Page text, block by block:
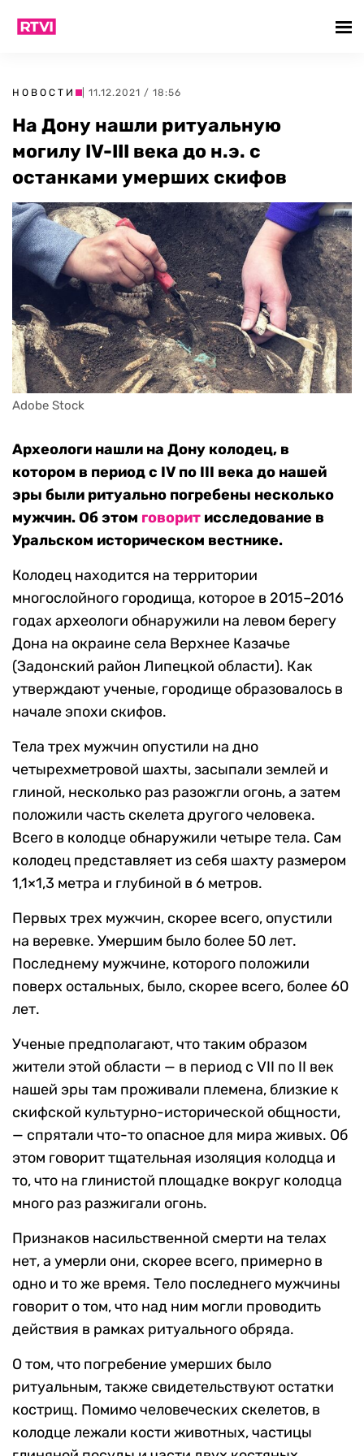
НОВОСТИ | 11.12.2021 / 18:56
На Дону нашли ритуальную
могилу IV-III века до н.э. с
останками умерших скифов
Adobe Stock
Археологи нашли на Дону колодец, в
котором в период с IV по III века до нашей
эры были ритуально погребены несколько
мужчин. Об этом говорит исследование в
Уральском историческом вестнике.
Колодец находится на территории
многослойного городища, которое в 2015–2016
годах археологи обнаружили на левом берегу
Дона на окраине села Верхнее Казачье
(Задонский район Липецкой области). Как
утверждают ученые, городище образовалось в
начале эпохи скифов.
Тела трех мужчин опустили на дно
четырехметровой шахты, засыпали землей и
глиной, несколько раз разожгли огонь, а затем
положили часть скелета другого человека.
Всего в колодце обнаружили четыре тела. Сам
колодец представляет из себя шахту размером
1,1×1,3 метра и глубиной в 6 метров.
Первых трех мужчин, скорее всего, опустили
на веревке. Умершим было более 50 лет.
Последнему мужчине, которого положили
поверх остальных, было, скорее всего, более 60
лет.
Ученые предполагают, что таким образом
жители этой области — в период с VII по II век
нашей эры там проживали племена, близкие к
скифской культурно-исторической общности,
— спрятали что-то опасное для мира живых. Об
этом говорит тщательная изоляция колодца и
то, что на глинистой площадке вокруг колодца
много раз разжигали огонь.
Признаков насильственной смерти на телах
нет, а умерли они, скорее всего, примерно в
одно и то же время. Тело последнего мужчины
говорит о том, что над ним могли проводить
действия в рамках ритуального обряда.
О том, что погребение умерших было
ритуальным, также свидетельствуют остатки
кострищ. Помимо человеческих скелетов, в
колодце лежали кости животных, частицы